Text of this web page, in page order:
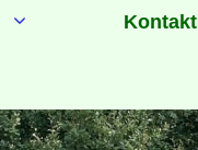
Kontakt